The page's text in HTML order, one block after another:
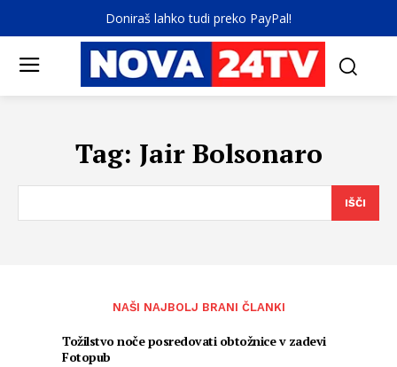
Doniraš lahko tudi preko PayPal!
Tag: Jair Bolsonaro
IŠČI
NAŠI NAJBOLJ BRANI ČLANKI
Tožilstvo noče posredovati obtožnice v zadevi
Fotopub